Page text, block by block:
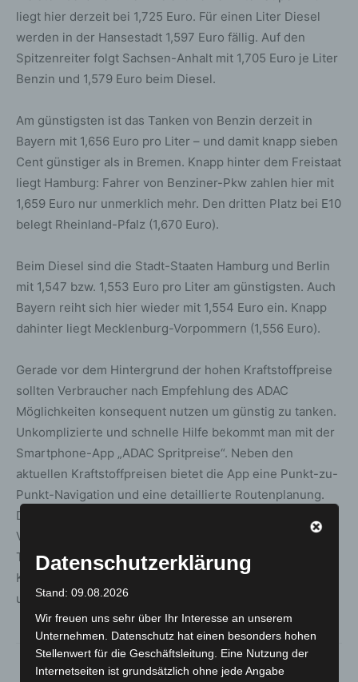
liegt hier derzeit bei 1,725 Euro. Für einen Liter Diesel
werden in der Hansestadt 1,597 Euro fällig. Auf den
Spitzenreiter folgt Sachsen-Anhalt mit 1,705 Euro je Liter
Benzin und 1,579 Euro beim Diesel.
Am günstigsten ist das Tanken von Benzin derzeit in
Bayern mit 1,656 Euro pro Liter – und damit knapp sieben
Cent günstiger als in Bremen. Knapp hinter dem Freistaat
liegt Hamburg: Fahrer von Benziner-Pkw zahlen hier mit
1,659 Euro nur unmerklich mehr. Den dritten Platz bei E10
belegt Rheinland-Pfalz (1,670 Euro).
Beim Diesel sind die Stadt-Staaten Hamburg und Berlin
mit 1,547 bzw. 1,553 Euro pro Liter am günstigsten. Auch
Bayern reiht sich hier wieder mit 1,554 Euro ein. Knapp
dahinter liegt Mecklenburg-Vorpommern (1,556 Euro).
Gerade vor dem Hintergrund der hohen Kraftstoffpreise
sollten Verbraucher nach Empfehlung des ADAC
Möglichkeiten konsequent nutzen um günstig zu tanken.
Unkomplizierte und schnelle Hilfe bekommt man mit der
Smartphone-App „ADAC Spritpreise“. Neben den
aktuellen Kraftstoffpreisen bietet die App eine Punkt-zu-
Punkt-Navigation und eine detaillierte Routenplanung.
Daneben erleichtern aktuelle Informationen zum
Verkehrsfluss Autofahrern die Fahrt zur günstigsten
Tankstelle. Ausführliche Informationen zum
Kraftstoffmarkt und aktuelle Preise gibt es auch
unterwww.adac.de/tanken
Datenschutzerklärung
Stand: 09.08.2026
Wir freuen uns sehr über Ihr Interesse an unserem
Unternehmen. Datenschutz hat einen besonders hohen
Stellenwert für die Geschäftsleitung. Eine Nutzung der
Internetseiten ist grundsätzlich ohne jede Angabe